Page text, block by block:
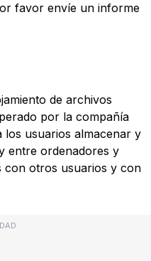
favor envíe un informe
de archivos
por la compañía
los usuarios almacenar y
entre ordenadores y
con otros usuarios y con